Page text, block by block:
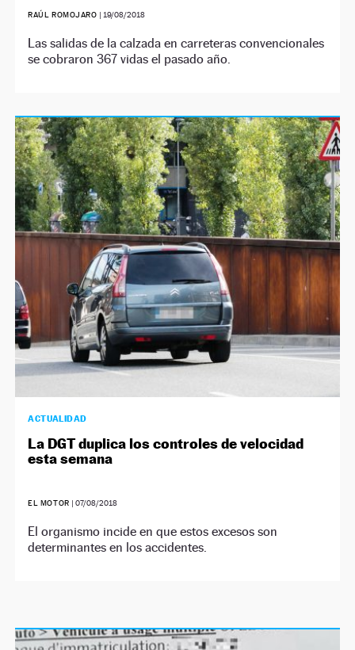
RAÚL ROMOJARO | 19/08/2018
Las salidas de la calzada en carreteras convencionales
se cobraron 367 vidas el pasado año.
ACTUALIDAD
La DGT duplica los controles de velocidad
esta semana
EL MOTOR | 07/08/2018
El organismo incide en que estos excesos son
determinantes en los accidentes.